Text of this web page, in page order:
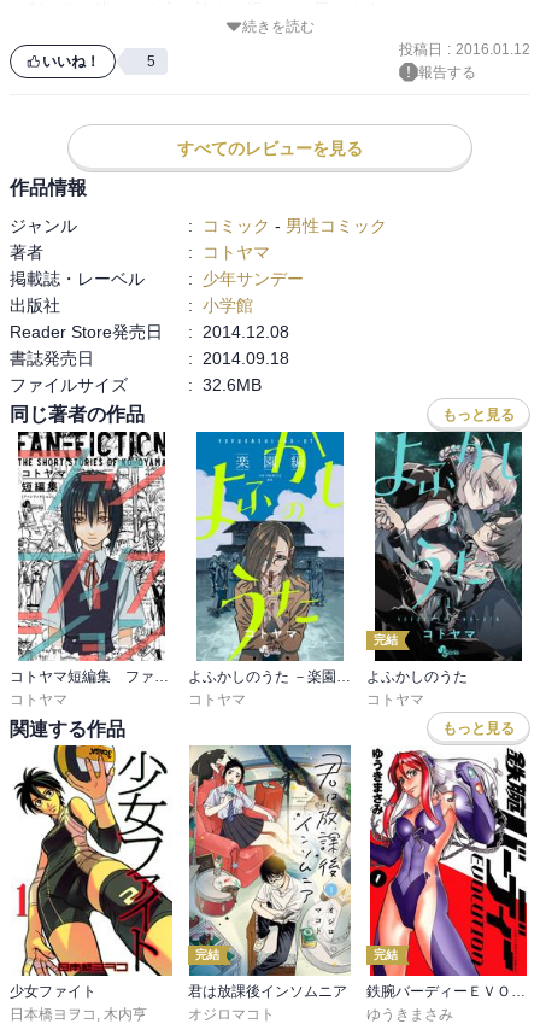
らえなかったという...。メンコの話が載っていたので思い出しまし
た。今となってはいい思い出です。
続きを読む
いいね！ 5
投稿日 : 2016.01.12
報告する
すべてのレビューを見る
作品情報
ジャンル : コミック - 男性コミック
著者
:
コトヤマ
掲載誌・レーベル
:
少年サンデー
出版社
: 小学館
Reader Store発売日
:
2014.12.08
書誌発売日
:
2014.09.18
ファイルサイズ
: 32.6MB
同じ著者の作品 もっと見る
コトヤマ短編集 ファンフィクション
コトヤマ
よふかしのうた －楽園編－
コトヤマ
完結
よふかしのうた
コトヤマ
関連する作品 もっと見る
少女ファイト
日本橋ヨヲコ
木内亨
完結
君は放課後インソムニア
オジロマコト
完結
ゆうきまさみ